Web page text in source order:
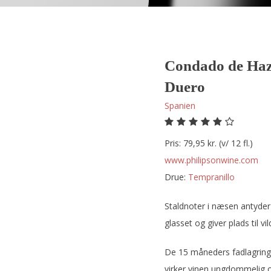
Condado de
Duero
Spanien
Pris: 79,95 kr. (v/ 12 fl.)
www.philipsonwine.com
Drue:
tempranillo
Staldnoter i næsen
glasset og giver plads til
De 15 måneders